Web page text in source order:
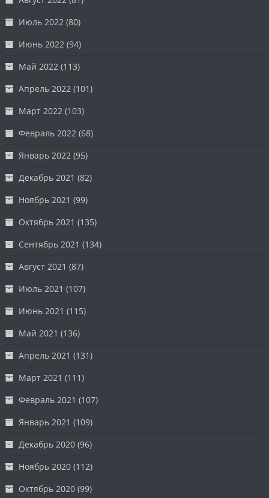
Июль 2022 (80)
Июнь 2022 (94)
Май 2022 (113)
Апрель 2022 (101)
Март 2022 (103)
Февраль 2022 (68)
Январь 2022 (95)
Декабрь 2021 (82)
Ноябрь 2021 (99)
Октябрь 2021 (135)
Сентябрь 2021 (134)
Август 2021 (87)
Июль 2021 (107)
Июнь 2021 (115)
Май 2021 (136)
Апрель 2021 (131)
Март 2021 (111)
Февраль 2021 (107)
Январь 2021 (109)
Декабрь 2020 (96)
Ноябрь 2020 (112)
Октябрь 2020 (99)